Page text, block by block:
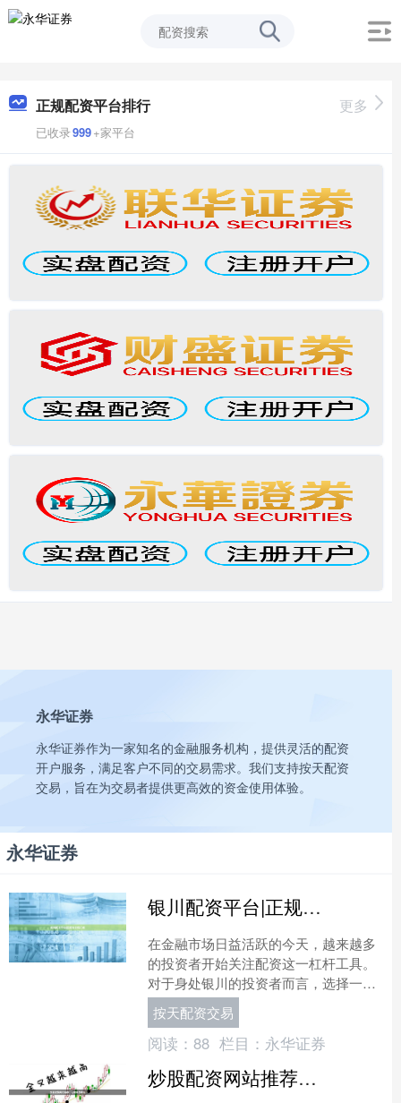
正规配资平台排行
已收录999+家平台
更多
永华证券
永华证券作为一家知名的金融服务机构，提供灵活的配资
开户服务，满足客户不同的交易需求。我们支持按天配资
交易，旨在为交易者提供更高效的资金使用体验。
永华证券
银川配资平台|正规安全低门槛
在金融市场日益活跃的今天，越来越多
的投资者开始关注配资这一杠杆工具。
对于身处银川的投资者而言，选择一家
正规、安全且门槛低的配资平台，无疑
是实现资金高效运作的关键....
按天配资交易
阅读： 88 栏目： 永华证券
炒股配资网站推荐：正规平台精选